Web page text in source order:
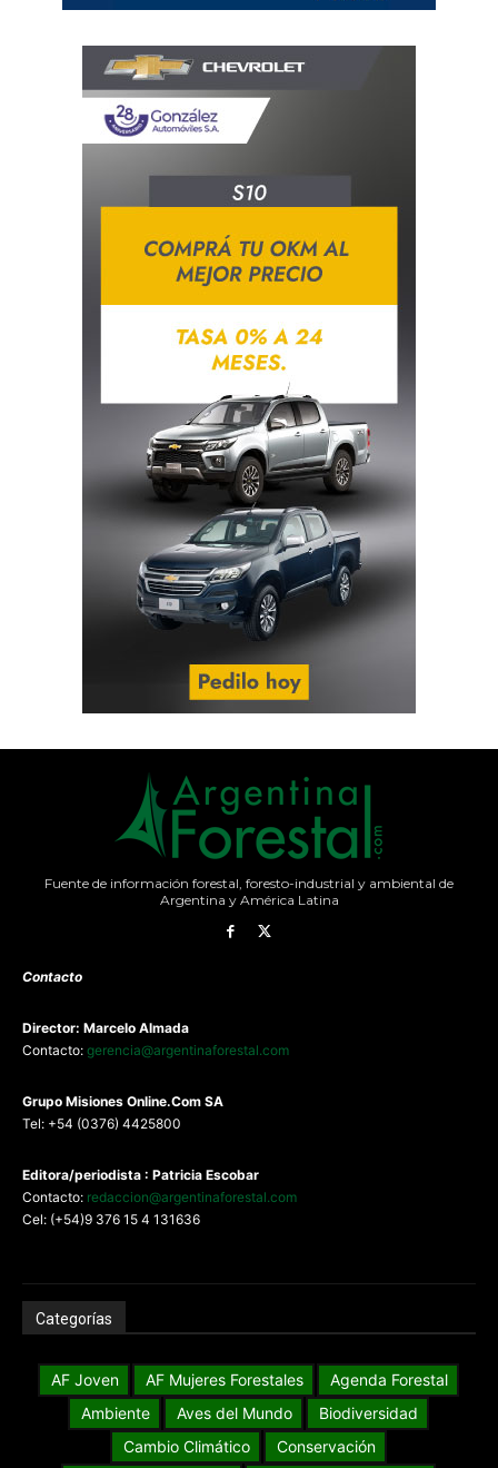
Fuente de información forestal, foresto-industrial y ambiental de
Argentina y América Latina
Contacto
Director: Marcelo Almada
Contacto: gerencia@argentinaforestal.com
Grupo Misiones Online.Com SA
Tel: +54 (0376) 4425800
Editora/periodista : Patricia Escobar
Contacto: redaccion@argentinaforestal.com
Cel: (+54)9 376 15 4 131636
Categorías
AF Joven AF Mujeres Forestales
Agenda Forestal
Ambiente
Aves del Mundo
Biodiversidad
Cambio Climático
Conservación